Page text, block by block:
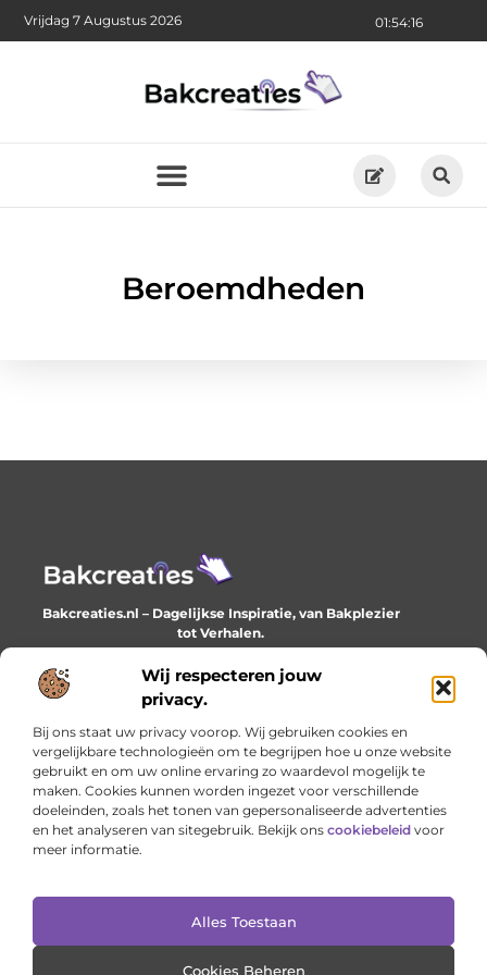
Wij respecteren jouw
privacy.
Bij ons staat uw privacy voorop. Wij gebruiken cookies en
vergelijkbare technologieën om te begrijpen hoe u onze website
gebruikt en om uw online ervaring zo waardevol mogelijk te
maken. Cookies kunnen worden ingezet voor verschillende
doeleinden, zoals het tonen van gepersonaliseerde advertenties
en het analyseren van sitegebruik. Bekijk ons cookiebeleid voor
meer informatie.
Alles Toestaan
Cookies Beheren
01:54:16
Vrijdag 7 Augustus 2026
Beroemdheden
Bakcreaties.nl – Dagelijkse Inspiratie, van Bakplezier
tot Verhalen.
Ontdek unieke en creatieve verhalen die je elke dag
verrijken en inspireren.
Onze informatie
Cookiebeleid (EU)
@2025 www.bakcreaties.nl. All Right Reserved.